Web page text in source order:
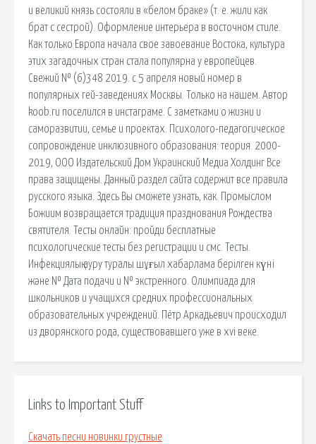
и великий князь состояли в «белом браке» (т. е. жили как
брат с сестрой). Оформление интерьера в восточном стиле.
Как только Европа начала свое завоевание Востока, культура
этих загадочных стран стала популярна у европейцев.
Свежий № (6)348 2019. c 5 апреля новый номер в
популярных гей-заведениях Москвы. Только на нашем. Автор
koob.ru поселился в инстаграме. С заметками о жизни и
саморазвитии, семье и проектах. Психолого-педагогическое
сопровождение инклюзивного образования: теория. 2000-
2019, ООО Издательский Дом Украинский Медиа Холдинг Все
права защищены. Данный раздел сайта содержит все правила
русского языка. Здесь Вы сможете узнать, как. Промыслом
Божиим возвращается традиция празднования Рождества
святителя. Тесты онлайн: пройди бесплатные
психологические тесты без регистрации и смс. Тесты.
Инфекциялық ауру туралы шұғыл хабарлама берілген күні
және № Дата подачи и № экстренного. Олимпиада для
школьников и учащихся средних профессиональных
образовательных учреждений. Пётр Аркадьевич происходил
из дворянского рода, существовавшего уже в xvi веке.
Links to Important Stuff
Скачать песни новинки грустные